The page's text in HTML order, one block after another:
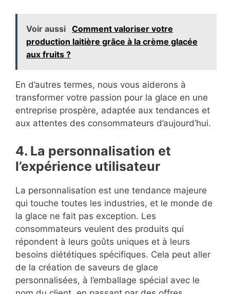
Voir aussi Comment valoriser votre
production laitière grâce à la crème glacée
aux fruits ?
En d’autres termes, nous vous aiderons à
transformer votre passion pour la glace en une
entreprise prospère, adaptée aux tendances et
aux attentes des consommateurs d’aujourd’hui.
4. La personnalisation et
l’expérience utilisateur
La personnalisation est une tendance majeure
qui touche toutes les industries, et le monde de
la glace ne fait pas exception. Les
consommateurs veulent des produits qui
répondent à leurs goûts uniques et à leurs
besoins diététiques spécifiques. Cela peut aller
de la création de saveurs de glace
personnalisées, à l’emballage spécial avec le